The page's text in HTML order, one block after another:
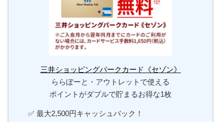
三井ショッピングパークカード《セゾン》
ららぽーと・アウトレットで使える
ポイントがダブルで貯まるお得な1枚
✅ 最大2,500円キャッシュバック！